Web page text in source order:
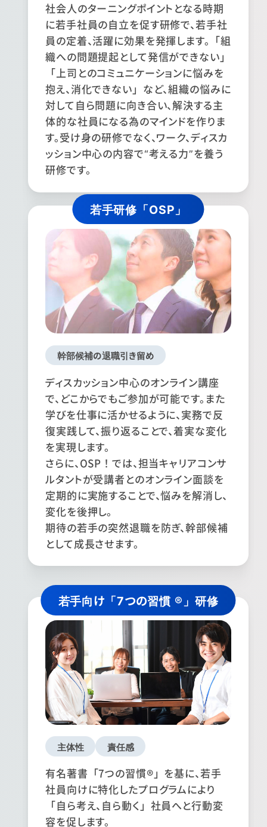
社会人のターニングポイントとなる時期
に若手社員の自立を促す研修で、若手社
員の定着、活躍に効果を発揮します。「組
織への問題提起として発信ができない」
「上司とのコミュニケーションに悩みを
抱え、消化できない」など、組織の悩みに
対して自ら問題に向き合い、解決する主
体的な社員になる為のマインドを作りま
す。受け身の研修でなく、ワーク、ディスカ
ッション中心の内容で“考える力”を養う
研修です。
若手研修「OSP」
幹部候補の退職引き留め
ディスカッション中心のオンライン講座
で、どこからでもご参加が可能です。また
学びを仕事に活かせるように、実務で反
復実践して、振り返ることで、着実な変化
を実現します。
さらに、OSP！では、担当キャリアコンサ
ルタントが受講者とのオンライン面談を
定期的に実施することで、悩みを解消し、
変化を後押し。
期待の若手の突然退職を防ぎ、幹部候補
として成長させます。
若手向け「7つの習慣 ®」研修
主体性 責任感
有名著書「7つの習慣®」を基に、若手
社員向けに特化したプログラムにより
「自ら考え、自ら動く」社員へと行動変
容を促します。